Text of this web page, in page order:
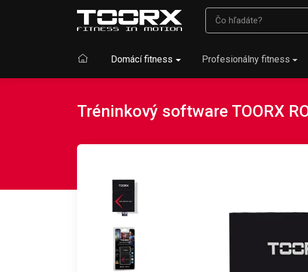
Domácí fitness Profesionálny fitness
Tréninkový software TOORX